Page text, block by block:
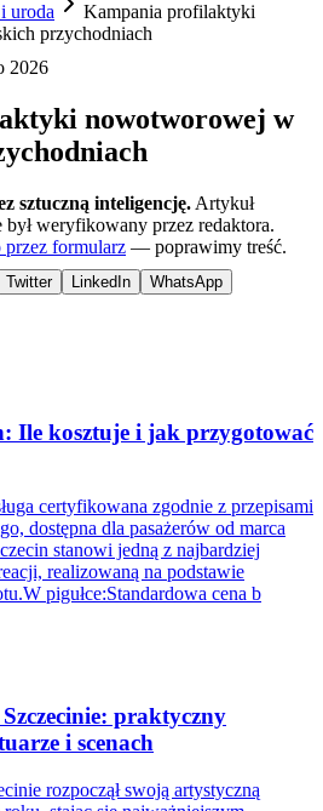
uroda
Kampania profilaktyki
przychodniach
2026
nowotworowej w
sztuczną inteligencję. Artykuł
był weryfikowany przez redaktora.
przez formularz — poprawimy treść.
Twitter LinkedIn WhatsApp
Ile kosztuje i jak przygotować
certyfikowana zgodnie z przepisami
dostępna dla pasażerów od marca
stanowi jedną z najbardziej
realizowaną na podstawie
pigułce:Standardowa cena b
praktyczny
i scenach
rozpoczął swoją artystyczną